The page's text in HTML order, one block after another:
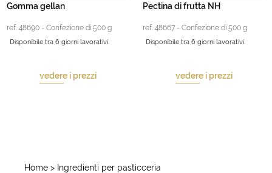
Gomma gellan
ref. 48690 - Confezione di 500 g
Disponibile tra 6 giorni lavorativi.
vedere i prezzi
Pectina di frutta NH
ref. 48667 - Confezione di 500 g
Disponibile tra 6 giorni lavorativi.
vedere i prezzi
Home > Ingredienti per pasticceria